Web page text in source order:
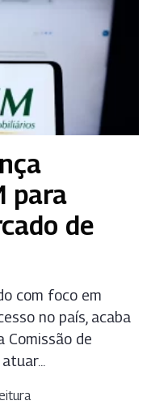
para
de
com foco em
no país, acaba
Comissão de